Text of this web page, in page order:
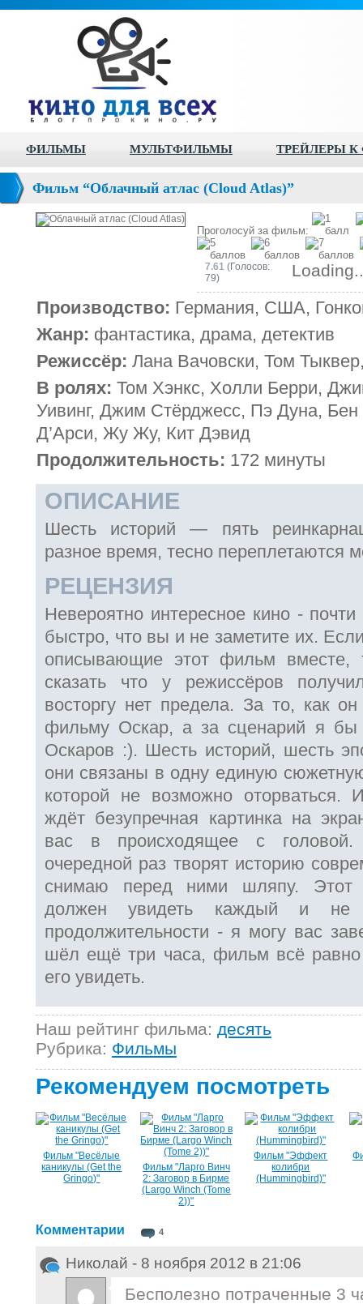
ФИЛЬМЫ МУЛЬТФИЛЬМЫ ТРЕЙЛЕРЫ
Фильм “Облачный атлас (Cloud Atlas)”
Проголосуй за фильм:
7.61 (Голосов:
79)
Производство: Германия, США,
Жанр: фантастика, драма, детектив
Режиссёр: Лана Вачовски, Том
В ролях: Том Хэнкс, Холли Берри,
Уивинг, Джим Стёрджесс, Пэ Дуна,
Д’Арси, Жу Жу, Кит Дэвид
Продолжительность: 172 минуты
ОПИСАНИЕ
Шесть историй — пять
разное время, тесно переплетаются
РЕЦЕНЗИЯ
Невероятно интересное кино - почти
быстро, что вы и не заметите их.
описывающие этот фильм вместе,
сказать что у режиссёров
восторгу нет предела. За то, как
фильму Оскар, а за сценарий я бы
Оскаров :). Шесть историй, шесть
они связаны в одну единую
которой не возможно оторваться.
ждёт безупречная картинка на
вас в происходящее с
очередной раз творят историю
снимаю перед ними шляпу. Этот
должен увидеть каждый и не
продолжительности - я могу вас
шёл ещё три часа, фильм всё
его увидеть.
Наш рейтинг фильма: десять
Рубрика: Фильмы
Рекомендуем посмотреть
Фильм "Весёлые
каникулы (Get the
Gringo)"
Фильм "Ларго Винч
2: Заговор в Бирме
(Largo Winch (Tome
2))"
Фильм "Эффект
колибри
(Hummingbird)"
Комментарии 4
Николай - 8 ноября 2012 в 21:06
Бесполезно потраченные 3